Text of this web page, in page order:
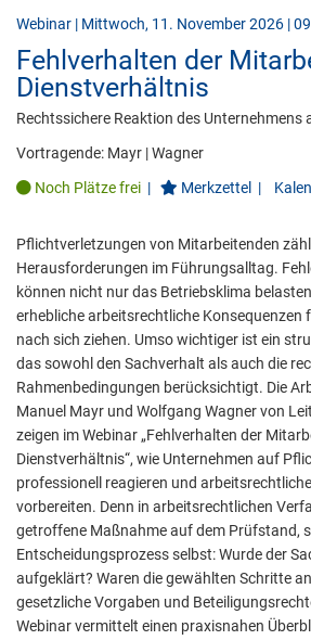
Webinar | Mittwoch, 11. November 2026 |
Fehlverhalten der
Dienstverhältnis
Rechtssichere Reaktion des
Vortragende: Mayr |Wagner
Noch Plätze frei | Merkzettel |
Pflichtverletzungen von Mitarbeitenden
Herausforderungen im Führungsalltag.
können nicht nur das Betriebsklima
erhebliche arbeitsrechtliche Konsequenzen
nach sich ziehen. Umso wichtiger ist ein
das sowohl den Sachverhalt als auch die
Rahmenbedingungen berücksichtigt. Die
Manuel Mayr und Wolfgang Wagner von
zeigen im Webinar „Fehlverhalten der
Dienstverhältnis“, wie Unternehmen auf
professionell reagieren und
vorbereiten. Denn in arbeitsrechtlichen
getroffene Maßnahme auf dem Prüfstand,
Entscheidungsprozess selbst: Wurde der
aufgeklärt? Waren die gewählten Schritte
gesetzliche Vorgaben und
Webinar vermittelt einen praxisnahen